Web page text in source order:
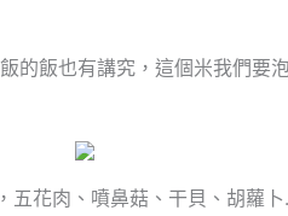
的飯也有講究，這個米我們要
五花肉、噴鼻菇、干貝、胡蘿